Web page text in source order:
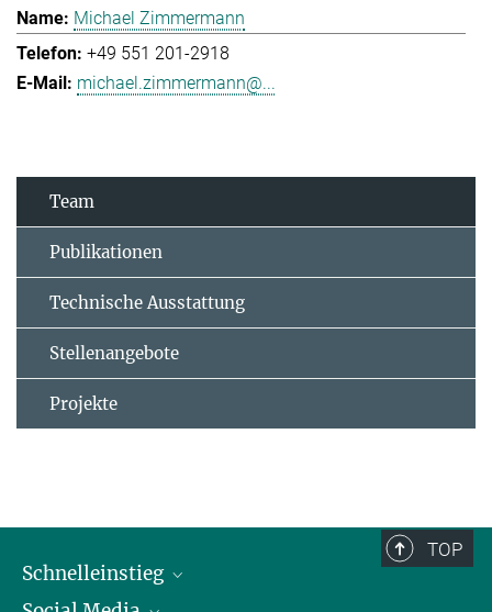
Michael Zimmermann
+49 551 201-2918
michael.zimmermann@...
Team
Publikationen
Technische Ausstattung
Stellenangebote
Projekte
TOP
Schnelleinstieg